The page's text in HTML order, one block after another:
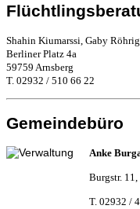
Shahin Kiumarssi, Gaby Röhrig
Berliner Platz 4a
59759 Arnsberg
T. 02932 / 510 66 22
Gemeindebüro
Anke
Burgstr.
T. 02932 /